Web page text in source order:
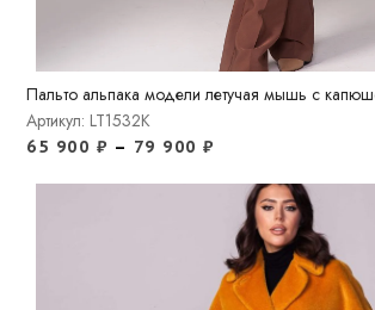
Пальто альпака модели летучая мышь с
Артикул: LT1532K
65 900 ₽ – 79 900₽